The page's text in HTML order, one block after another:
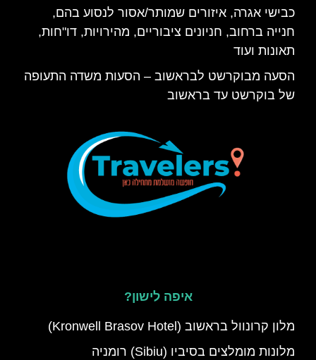
כבישי אגרה, איזורים שמותר/אסור לנסוע בהם,
חנייה ברחוב, חניונים ציבוריים, מהירויות, דו"חות,
תאונות ועוד
הסעה מבוקרשט לבראשוב – הסעות משדה התעופה
של בוקרשט עד בראשוב
איפה לישון?
מלון קרונוול בראשוב (Kronwell Brasov Hotel)
מלונות מומלצים בסיביו (Sibiu) רומניה